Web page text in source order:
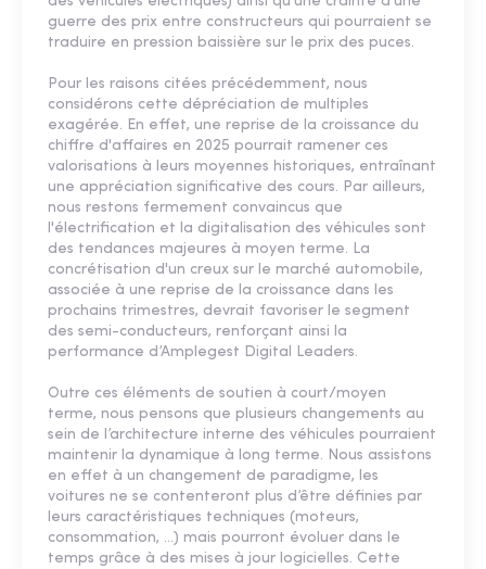
guerre des prix entre constructeurs qui pourraient se
traduire en pression baissière sur le prix des puces.
Pour les raisons citées précédemment, nous
considérons cette dépréciation de multiples
exagérée. En effet, une reprise de la croissance du
chiffre d'affaires en 2025 pourrait ramener ces
valorisations à leurs moyennes historiques, entraînant
une appréciation significative des cours. Par ailleurs,
nous restons fermement convaincus que
l'électrification et la digitalisation des véhicules sont
des tendances majeures à moyen terme. La
concrétisation d'un creux sur le marché automobile,
associée à une reprise de la croissance dans les
prochains trimestres, devrait favoriser le segment
des semi-conducteurs, renforçant ainsi la
performance d’Amplegest Digital Leaders.
Outre ces éléments de soutien à court/moyen
terme, nous pensons que plusieurs changements au
sein de l’architecture interne des véhicules pourraient
maintenir la dynamique à long terme. Nous assistons
en effet à un changement de paradigme, les
voitures ne se contenteront plus d’être définies par
leurs caractéristiques techniques (moteurs,
consommation, …) mais pourront évoluer dans le
temps grâce à des mises à jour logicielles. Cette